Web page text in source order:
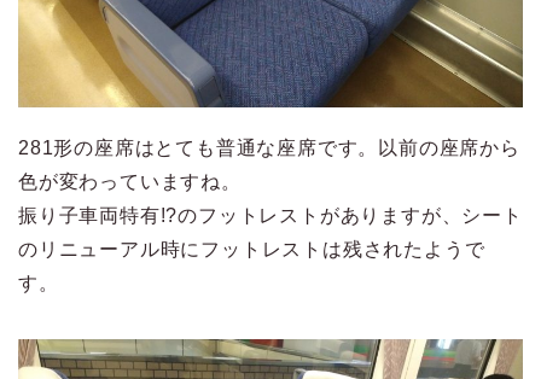
281形の座席はとても普通な座席です。以前の座席から
色が変わっていますね。
振り子車両特有!?のフットレストがありますが、シート
のリニューアル時にフットレストは残されたようで
す。